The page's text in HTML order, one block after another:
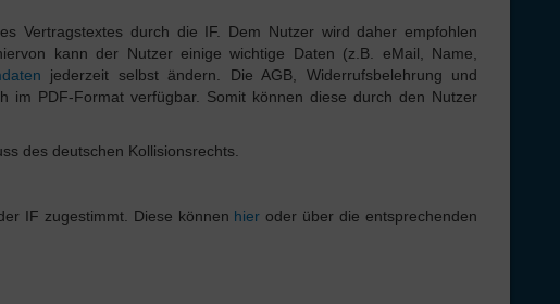
Vertragstextes durch die IF. Dem Nutzer wird daher empfohlen
kann der Nutzer einige wichtige Daten (z.B. eMail, Name,
jederzeit selbst ändern. Die AGB, Widerrufsbelehrung und
im PDF-Format verfügbar. Somit können diese durch den Nutzer
des deutschen Kollisionsrechts.
IF zugestimmt. Diese können hier oder über die entsprechenden